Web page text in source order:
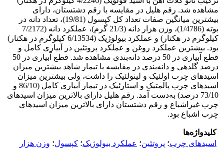
مشاهده شد. رقم هلیل در مقایسه با رقم دشتستان، دارای
بیشترین میانگین صفات تعداد کل کپسول (19/81)، تعداد دانه در
بوته (1/4786)، وزن هزار دانه (21/3 گرم)، عملکرد دانه (7/2172
کیلوگرم در هکتار) و عملکرد بیولوژیک (6/13534 کیلوگرم در هکتار)
بود. بیشترین عملکرد روغن و عملکرد پروتئین در آبیاری کامل و
قطع آبیاری در 50 درصد دانه‌بندی مشاهده شد. قطع آبیاری در 50
درصد گلدهی و دانه‌بندی در مقایسه با تیمار شاهد بیشترین میزان
اسیدهای چرب اولئیک و لینولئیک را داشت، ولی بیشترین میزان
اسیدهای چرب پالمتیک و استارئیک در تیمار آبیاری کامل (86/10 و
73/10 درصد) به‌دست آمد. رقم هلیل دارای بالاترین میزان اسیدهای
چرب غیراشباع و رقم دشتستان دارای بالاترین میزان اسیدهای
چرب اشباع بود.
کلیدواژه‌ها
اسیدهای چرب؛ پروتئین؛ عملکرد بیولوژیک؛ کپسول؛ وزن هزار